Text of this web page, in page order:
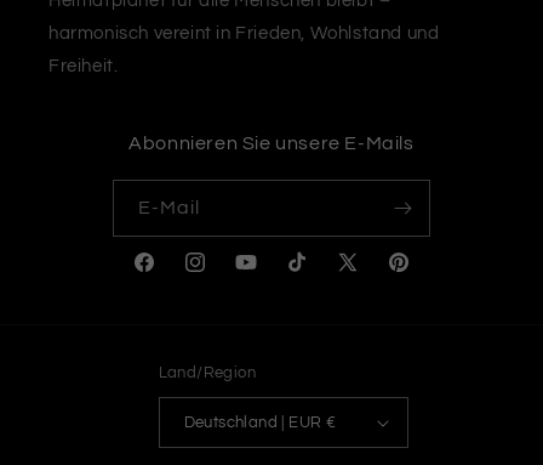
harmonisch vereint in Frieden, Wohlstand und
Freiheit.
Abonnieren Sie unsere E-Mails
E-Mail
FacebookInstagramYouTubeTikTok
X
Pinterest
Land/Region
Deutschland | EUR €